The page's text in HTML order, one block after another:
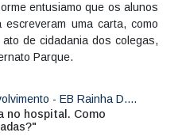
entusiamo que os alunos
uma carta, como
de cidadania dos colegas,
Parque.
- EB Rainha D....
no hospital. Como